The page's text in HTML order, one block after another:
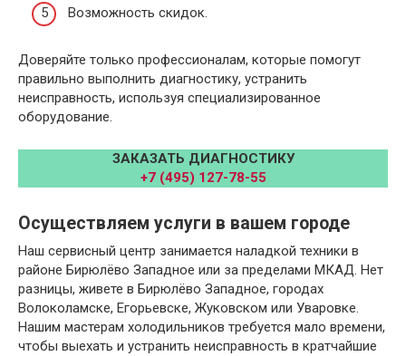
Возможность скидок.
Доверяйте только профессионалам, которые помогут
правильно выполнить диагностику, устранить
неисправность, используя специализированное
оборудование.
ЗАКАЗАТЬ ДИАГНОСТИКУ
+7 (495) 127-78-55
Осуществляем услуги в вашем городе
Наш сервисный центр занимается наладкой техники в
районе Бирюлёво Западное или за пределами МКАД. Нет
разницы, живете в Бирюлёво Западное, городах
Волоколамске, Егорьевске, Жуковском или Уваровке.
Нашим мастерам холодильников требуется мало времени,
чтобы выехать и устранить неисправность в кратчайшие